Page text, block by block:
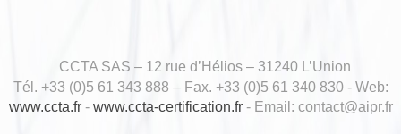
CCTA SAS – 12 rue d’Hélios – 31240 L’Union
Tél. +33 (0)5 61 343 888 – Fax. +33 (0)5 61 340 830 - Web:
www.ccta.fr- www.ccta-certification.fr- Email: contact@aipr.fr